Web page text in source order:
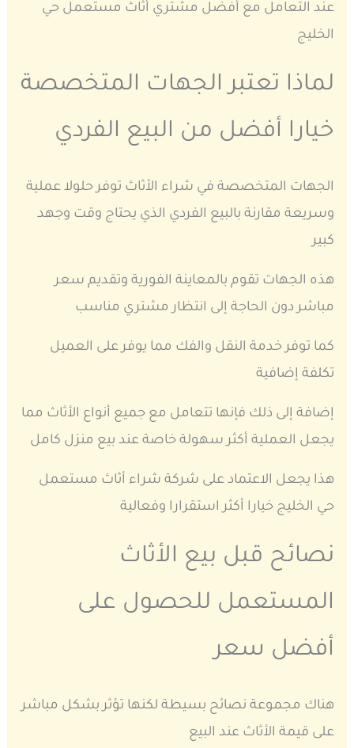
عند التعامل مع أفضل مشتري أثاث مستعمل حي
الخليج
لماذا تعتبر الجهات المتخصصة
خيارا أفضل من البيع الفردي
الجهات المتخصصة في شراء الأثاث توفر حلولا عملية
وسريعة مقارنة بالبيع الفردي الذي يحتاج وقت وجهد
كبير
هذه الجهات تقوم بالمعاينة الفورية وتقديم سعر
مباشر دون الحاجة إلى انتظار مشتري مناسب
كما توفر خدمة النقل والفك مما يوفر على العميل
تكلفة إضافية
إضافة إلى ذلك فإنها تتعامل مع جميع أنواع الأثاث مما
يجعل العملية أكثر سهولة خاصة عند بيع منزل كامل
هذا يجعل الاعتماد على شركة شراء أثاث مستعمل
حي الخليج خيارا أكثر استقرارا وفعالية
نصائح قبل بيع الأثاث
المستعمل للحصول على
أفضل سعر
هناك مجموعة نصائح بسيطة لكنها تؤثر بشكل مباشر
على قيمة الأثاث عند البيع